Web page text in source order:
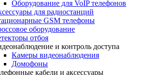
Оборудование для VoIP телефонов
для радиостанций
GSM телефоны
оборудование
отбоя
и контроль доступа
Камеры видеонаблюдения
Домофоны
кабели и аксессуары